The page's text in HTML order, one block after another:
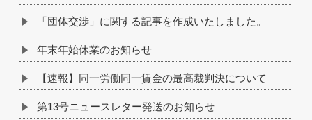
「団体交渉」に関する記事を作成いたしました。
年末年始休業のお知らせ
【速報】同一労働同一賃金の最高裁判決について
第13号ニュースレター発送のお知らせ